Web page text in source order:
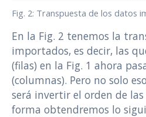
Fig. 2: Transpuesta de los datos
En la Fig. 2 tenemos la
importados, es decir, las
(filas) en la Fig. 1 ahora
(columnas). Pero no solo
será invertir el orden de las
forma obtendremos lo